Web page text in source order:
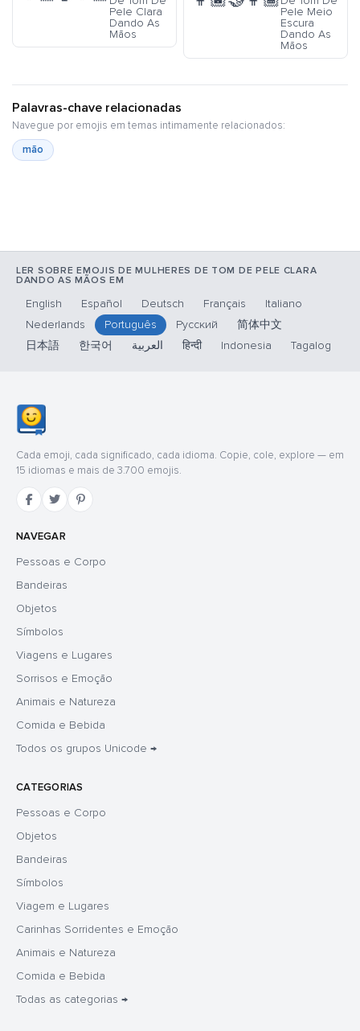
Pele Clara
Dando As
Mãos
Pele Meio
Escura
Dando As
Mãos
Palavras-chave relacionadas
Navegue por emojis em temas intimamente relacionados:
mão
LER SOBRE EMOJIS DE MULHERES DE TOM DE PELE CLARA
DANDO AS MÃOS EM
English Español Deutsch Français
Italiano
Nederlands
Português Русский
简体中文
日本語
한국어 العربية हिन्दी Indonesia Tagalog
Cada emoji, cada significado, cada idioma. Copie, cole, explore — em
15 idiomas e mais de 3.700 emojis.
NAVEGAR
Pessoas e Corpo
Bandeiras
Objetos
Símbolos
Viagens e Lugares
Sorrisos e Emoção
Animais e Natureza
Comida e Bebida
Todos os grupos Unicode →
CATEGORIAS
Pessoas e Corpo
Objetos
Bandeiras
Símbolos
Viagem e Lugares
Carinhas Sorridentes e Emoção
Animais e Natureza
Comida e Bebida
Todas as categorias →